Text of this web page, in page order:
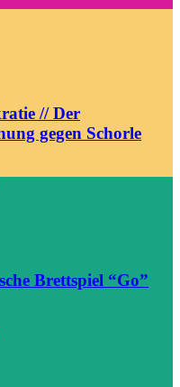
// Der
gegen Schorle
Brettspiel “Go”